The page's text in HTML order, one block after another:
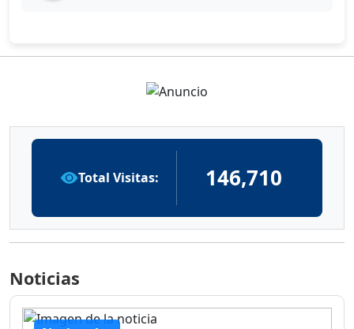
Total Visitas: 146,710
Noticias